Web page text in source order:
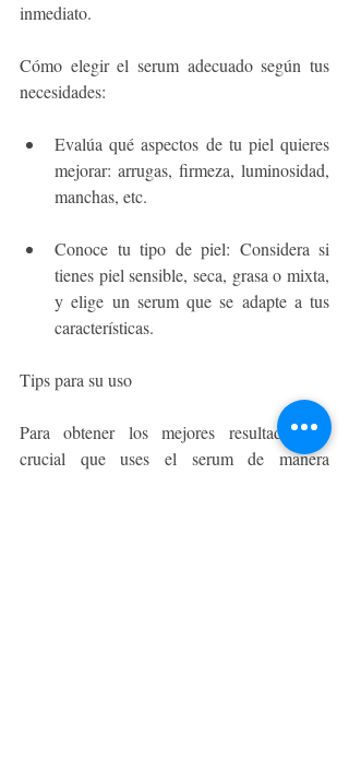
inmediato.
Cómo elegir el serum adecuado según tus
necesidades:
Evalúa qué aspectos de tu piel quieres
mejorar: arrugas, firmeza, luminosidad,
manchas, etc.
Conoce tu tipo de piel: Considera si
tienes piel sensible, seca, grasa o mixta,
y elige un serum que se adapte a tus
características.
Tips para su uso
Para obtener los mejores resultados, es
crucial que uses el serum de manera